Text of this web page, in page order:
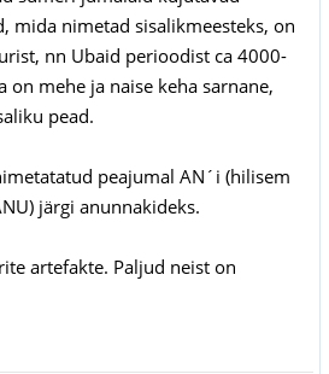
mida nimetad sisalikmeesteks, on
nn Ubaid perioodist ca 4000-
on mehe ja naise keha sarnane,
pead.
peajumal AN´i (hilisem
järgi anunnakideks.
artefakte. Paljud neist on